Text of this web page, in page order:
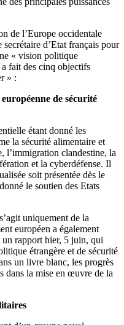
de l’Europe occidentale
d’Etat français pour
« vision politique
fait des cinq objectifs
» :
de sécurité
étant donné les
la sécurité alimentaire et
l’immigration clandestine, la
et la cyberdéfense. Il
soit présentée dès le
le soutien des Etats
uniquement de la
européen a également
un rapport hier, 5 juin, qui
étrangère et de sécurité
un livre blanc, les progrès
dans la mise en œuvre de la